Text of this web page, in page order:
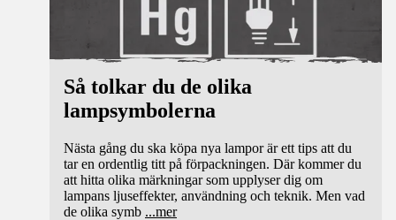
Så tolkar du de olika
lampsymbolerna
Nästa gång du ska köpa nya lampor är ett tips att du
tar en ordentlig titt på förpackningen. Där kommer du
att hitta olika märkningar som upplyser dig om
lampans ljuseffekter, användning och teknik. Men vad
de olika symb ...mer